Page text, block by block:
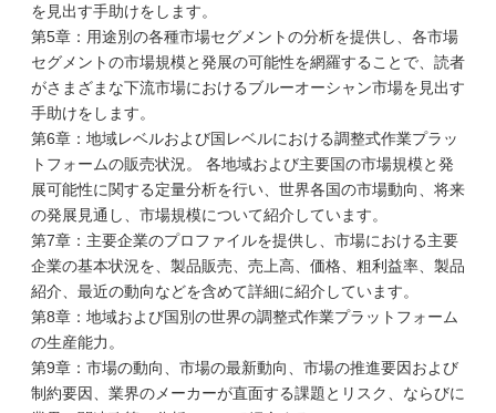
を見出す手助けをします。
第5章：用途別の各種市場セグメントの分析を提供し、各市場
セグメントの市場規模と発展の可能性を網羅することで、読者
がさまざまな下流市場におけるブルーオーシャン市場を見出す
手助けをします。
第6章：地域レベルおよび国レベルにおける調整式作業プラッ
トフォームの販売状況。 各地域および主要国の市場規模と発
展可能性に関する定量分析を行い、世界各国の市場動向、将来
の発展見通し、市場規模について紹介しています。
第7章：主要企業のプロファイルを提供し、市場における主要
企業の基本状況を、製品販売、売上高、価格、粗利益率、製品
紹介、最近の動向などを含めて詳細に紹介しています。
第8章：地域および国別の世界の調整式作業プラットフォーム
の生産能力。
第9章：市場の動向、市場の最新動向、市場の推進要因および
制約要因、業界のメーカーが直面する課題とリスク、ならびに